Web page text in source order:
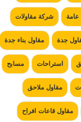
عامة شركة مقاولات
جدة مقاول بناء جدة
استراحات مسابح
مقاول ملاحق
مقاول قاعات افراح